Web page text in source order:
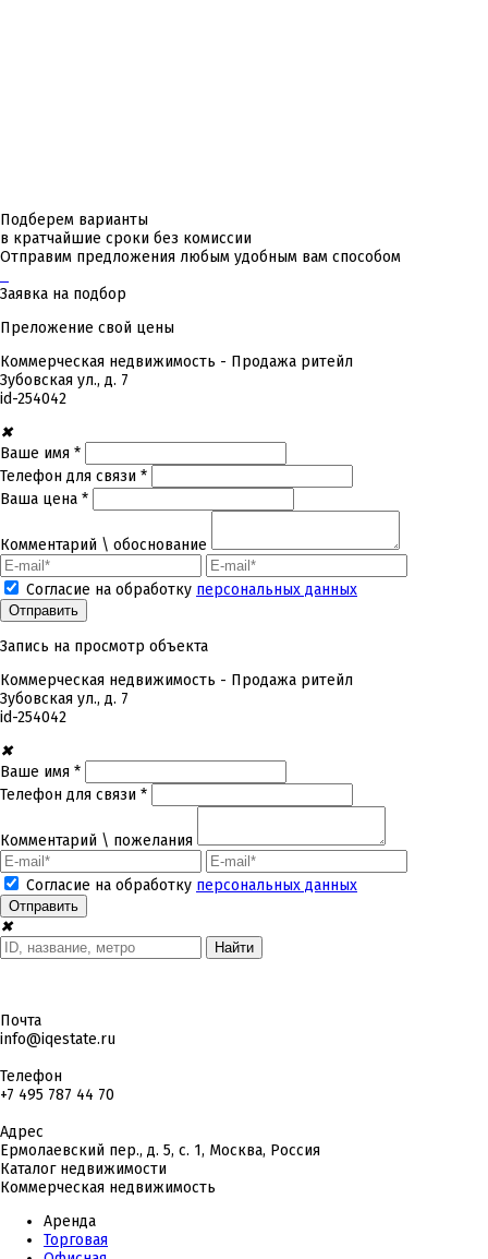
Подберем варианты
в кратчайшие сроки без комиссии
Отправим предложения любым удобным вам способом
Заявка на подбор
Преложение свой цены
Коммерческая недвижимость - Продажа ритейл
Зубовская ул., д. 7
id-254042
✖
Ваше имя *
Телефон для связи *
Ваша цена *
Комментарий \ обоснование
Согласие на обработку персональных данных
Запись на просмотр объекта
Коммерческая недвижимость - Продажа ритейл
Зубовская ул., д. 7
id-254042
✖
Ваше имя *
Телефон для связи *
Комментарий \ пожелания
Согласие на обработку персональных данных
✖
Почта
info@iqestate.ru
Телефон
+7 495 787 44 70
Адрес
Ермолаевский пер., д. 5, с. 1, Москва, Россия
Каталог недвижимости
Коммерческая недвижимость
Аренда
Торговая